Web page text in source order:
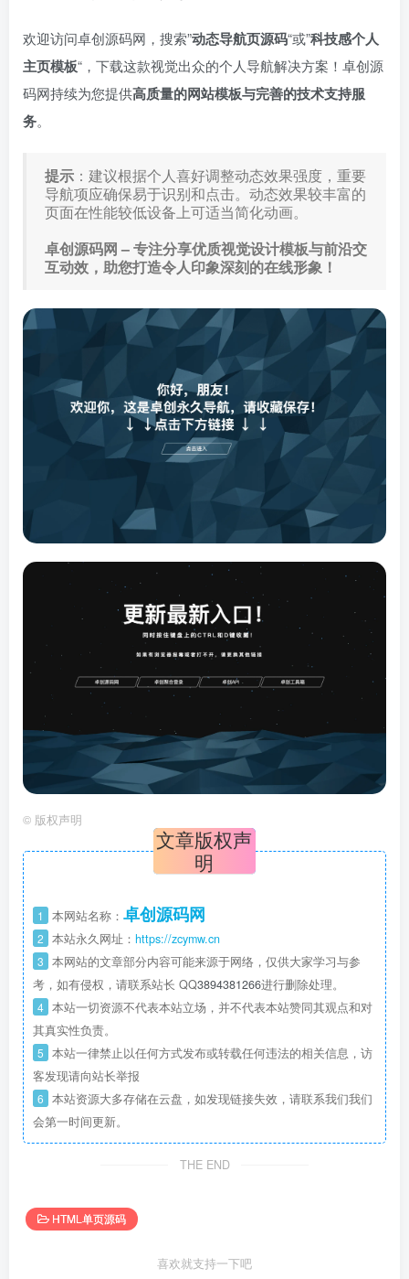
欢迎访问卓创源码网，搜索”动态导航页源码“或”科技感个人
主页模板“，下载这款视觉出众的个人导航解决方案！卓创源
码网持续为您提供高质量的网站模板与完善的技术支持服
务。
提示 ：建议根据个人喜好调整动态效果强度，重要
导航项应确保易于识别和点击。动态效果较丰富的
页面在性能较低设备上可适当简化动画。
卓创源码网 – 专注分享优质视觉设计模板与前沿交
互动效，助您打造令人印象深刻的在线形象！
© 版权声明
文章版权声
明
1 本网站名称： 卓创源码网
2 本站永久网址： https://zcymw.cn
3 本网站的文章部分内容可能来源于网络，仅供大家学习与参
考，如有侵权，请联系站长 QQ3894381266进行删除处理。
4 本站一切资源不代表本站立场，并不代表本站赞同其观点和对
其真实性负责。
5 本站一律禁止以任何方式发布或转载任何违法的相关信息，访
客发现请向站长举报
6 本站资源大多存储在云盘，如发现链接失效，请联系我们我们
会第一时间更新。
THE END
HTML单页源码
喜欢就支持一下吧